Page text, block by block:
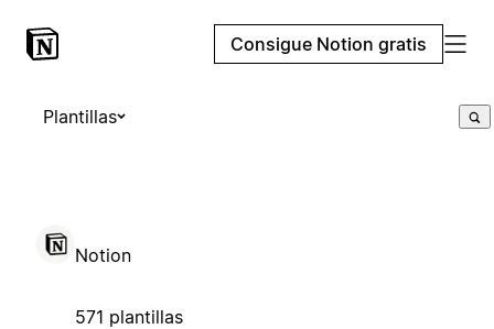
Consigue Notion gratis
Plantillas
Notion
571 plantillas